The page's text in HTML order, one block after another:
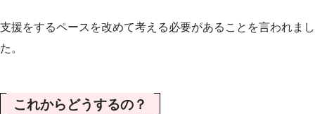
支援をするペースを改めて考える必要があることを言われまし
た。
これからどうするの？